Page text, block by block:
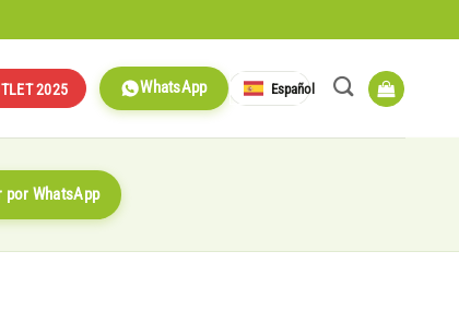
2025 WhatsApp Español
por WhatsApp